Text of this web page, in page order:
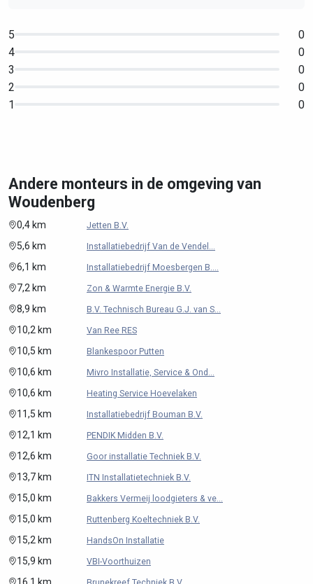
5
0
4
0
3
0
2
0
1
0
Andere monteurs in de omgeving van
Woudenberg
0,4 km Jetten B.V.
5,6 km Installatiebedrijf Van de Vendel...
6,1 km Installatiebedrijf Moesbergen B....
7,2 km Zon & Warmte Energie B.V.
8,9 km B.V. Technisch Bureau G.J. van S...
10,2 km Van Ree RES
10,5 km Blankespoor Putten
10,6 km Mivro Installatie, Service & Ond...
10,6 km Heating Service Hoevelaken
11,5 km Installatiebedrijf Bouman B.V.
12,1 km PENDIK Midden B.V.
12,6 km Goor installatie Techniek B.V.
13,7 km ITN Installatietechniek B.V.
15,0 km Bakkers Vermeij loodgieters & ve...
15,0 km Ruttenberg Koeltechniek B.V.
15,2 km HandsOn Installatie
15,9 km VBI-Voorthuizen
16,1 km